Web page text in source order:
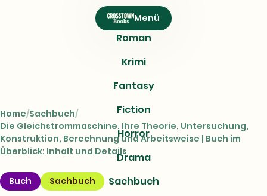
Menü
Roman
Krimi
Fantasy
Fiction
Horror
Drama
Sachbuch
Home Sachbuch
Die Gleichstrommaschine. Ihre Theorie, Untersuchung,
Konstruktion, Berechnung und Arbeitsweise | Buch im
Überblick: Inhalt und Details
Buch Sachbuch